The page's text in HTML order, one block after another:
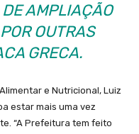
AMPLIAÇÃO
OUTRAS
GRECA.
e Nutricional, Luiz
estar mais uma vez
“A Prefeitura tem feito